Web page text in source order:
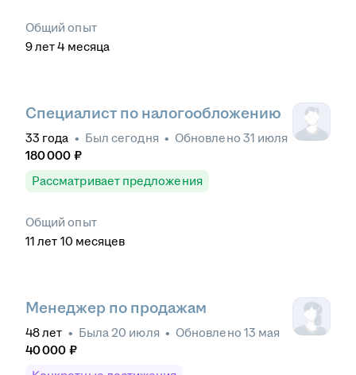
Общий опыт
9лет 4 месяца
Специалист по налогообложению
33 года • Был сегодня • Обновлено 31 июля
180 000 ₽
Рассматривает предложения
Общий опыт
11 лет 10 месяцев
Менеджер по продажам
48лет • Была 20 июля • Обновлено 13 мая
40 000 ₽